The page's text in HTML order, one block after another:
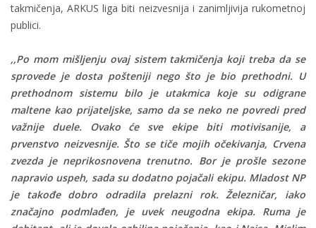
takmičenja, ARKUS liga biti neizvesnija i zanimljivija rukometnoj
publici.
,,Po mom mišljenju ovaj sistem takmičenja koji treba da se
sprovede je dosta pošteniji nego što je bio prethodni. U
prethodnom sistemu bilo je utakmica koje su odigrane
maltene kao prijateljske, samo da se neko ne povredi pred
važnije duele. Ovako će sve ekipe biti motivisanije, a
prvenstvo neizvesnije. Što se tiče mojih očekivanja, Crvena
zvezda je neprikosnovena trenutno. Bor je prošle sezone
napravio uspeh, sada su dodatno pojačali ekipu. Mladost NP
je takođe dobro odradila prelazni rok. Železničar, iako
značajno podmlađen, je uvek neugodna ekipa. Ruma je